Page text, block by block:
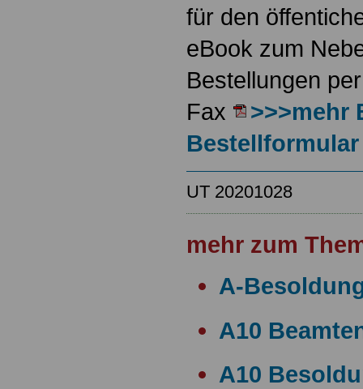
für den
eBook zum
Bestellungen
Fax
>>>mehr
Bestellformular
UT 20201028
mehr zum
A-
A10
A10